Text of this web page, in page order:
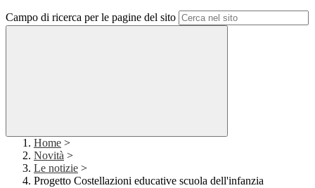
Campo di ricerca per le pagine del sito
Home >
Novità >
Le notizie >
Progetto Costellazioni educative scuola dell'infanzia